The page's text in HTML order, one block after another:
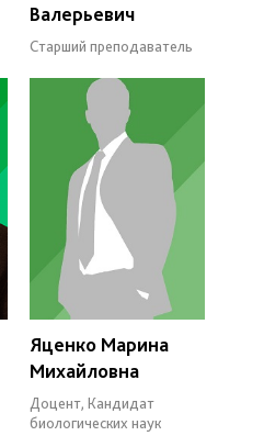
Валерьевич
Старший преподаватель
Яценко Марина
Михайловна
Доцент, Кандидат
биологических наук